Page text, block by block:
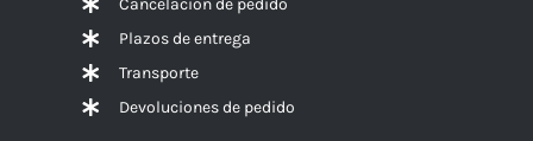
Plazos de entrega
Transporte
Devoluciones de pedido